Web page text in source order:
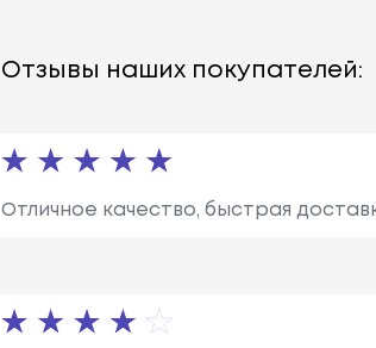
Отзывы наших покупателей:
Отличное качество, быстрая